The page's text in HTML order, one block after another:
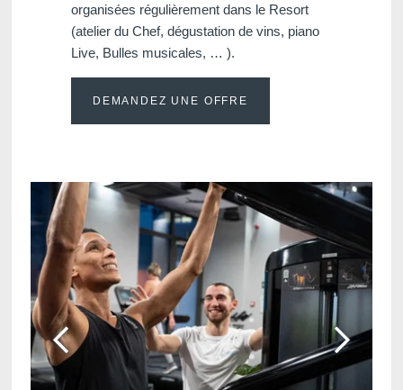
organisées régulièrement dans le Resort
(atelier du Chef, dégustation de vins, piano
Live, Bulles musicales, … ).
DEMANDEZ UNE OFFRE